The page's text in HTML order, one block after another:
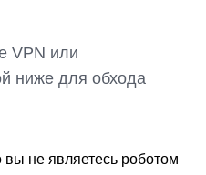
VPN или
ниже для обхода
не являетесь роботом